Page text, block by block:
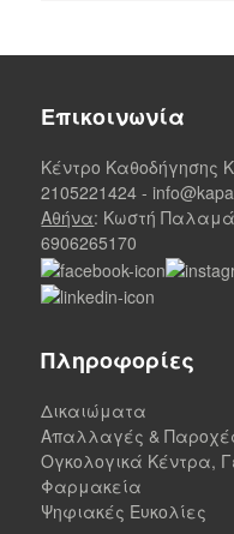
Επικοινωνία
Κέντρο Καθοδήγησης
2105221424 -
Αθήνα: Κωστή Παλαμά
6906265170
Πληροφορίες
Δικαιώματα
Απαλλαγές &
Ογκολογικά Κέντρα,
Φαρμακεία
Ψηφιακές Ευκολίες